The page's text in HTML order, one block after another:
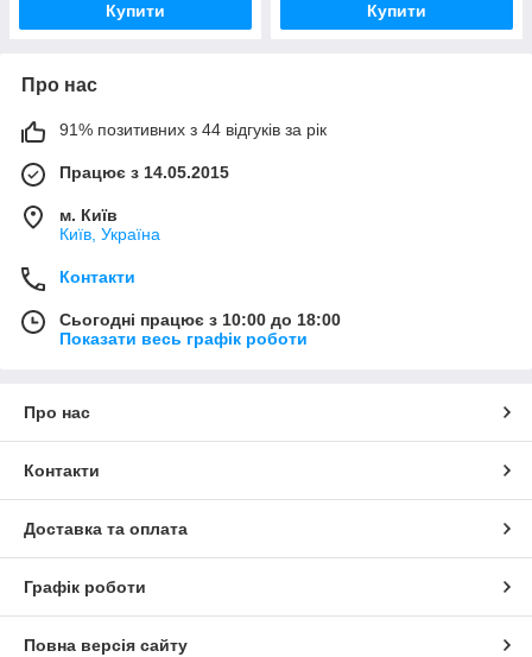
Купити Купити
Про нас
91% позитивних з 44 відгуків за рік
Працює з 14.05.2015
м. Київ
Київ, Україна
Контакти
Сьогодні працює з 10:00 до 18:00
Показати весь графік роботи
Про нас
Контакти
Доставка та оплата
Графік роботи
Повна версія сайту